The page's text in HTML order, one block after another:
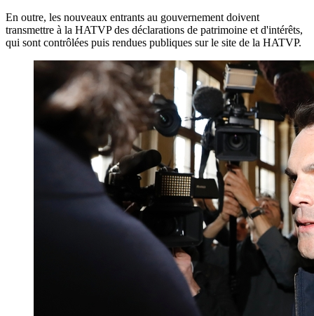
En outre, les nouveaux entrants au gouvernement doivent
transmettre à la HATVP des déclarations de patrimoine et d'intérêts,
qui sont contrôlées puis rendues publiques sur le site de la HATVP.